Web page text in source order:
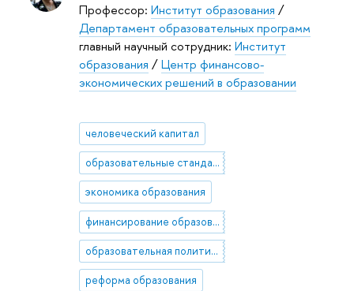
Профессор: Институт образования /
Департамент образовательных программ
главный научный сотрудник: Институт
образования /Центр финансово-
экономических решений в образовании
человеческий капитал
образовательные стандарты
экономика образования
финансирование образования
образовательная политика
реформа образования